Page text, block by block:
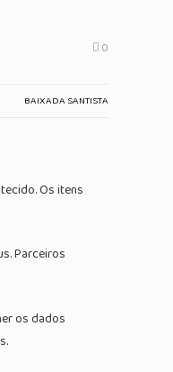
0
BAIXADA SANTISTA
Os itens
Parceiros
os dados